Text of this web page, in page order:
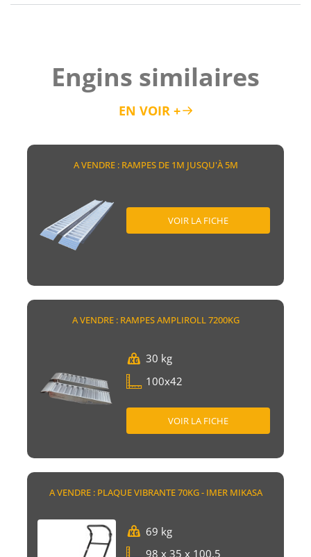
Engins similaires
EN VOIR +
A VENDRE : RAMPES DE 1M JUSQU'À 5M
VOIR LA FICHE
A VENDRE : RAMPES AMPLIROLL 7200KG
30 kg
100x42
VOIR LA FICHE
A VENDRE : PLAQUE VIBRANTE 70KG - IMER MIKASA
69 kg
98 x 35 x 100,5